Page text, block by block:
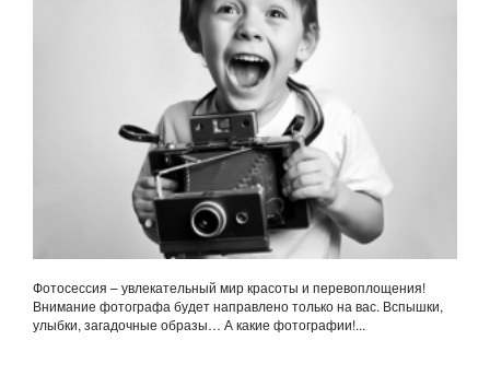
Фотосессия – увлекательный мир красоты и перевоплощения!
Внимание фотографа будет направлено только на вас. Вспышки,
улыбки, загадочные образы… А какие фотографии!...